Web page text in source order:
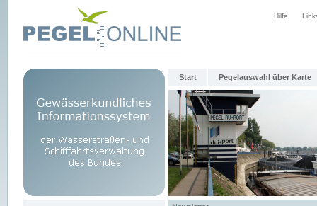
Hilfe
Start Pegelauswahl über Karte